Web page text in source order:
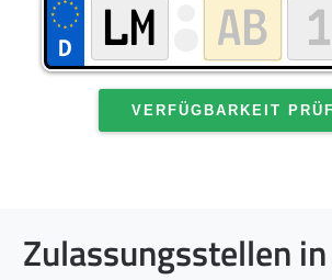
VERFÜGBARKEIT
Zulassungsstellen